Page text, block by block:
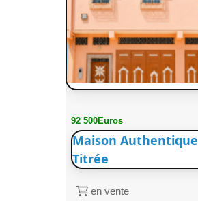
92 500Euros
Maison Authentique
Titrée
en vente